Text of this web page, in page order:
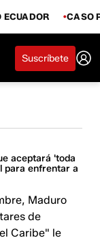
ECUADOR CASO
Suscríbete
aceptará 'toda
para enfrentar a
Maduro
de
Caribe" le